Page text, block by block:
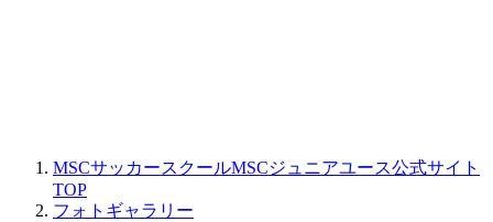
MSCサッカースクールMSCジュニアユース公式サイト
TOP
フォトギャラリー